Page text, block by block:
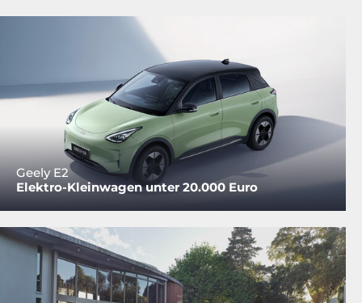
Geely E2
Elektro-Kleinwagen unter 20.000 Euro